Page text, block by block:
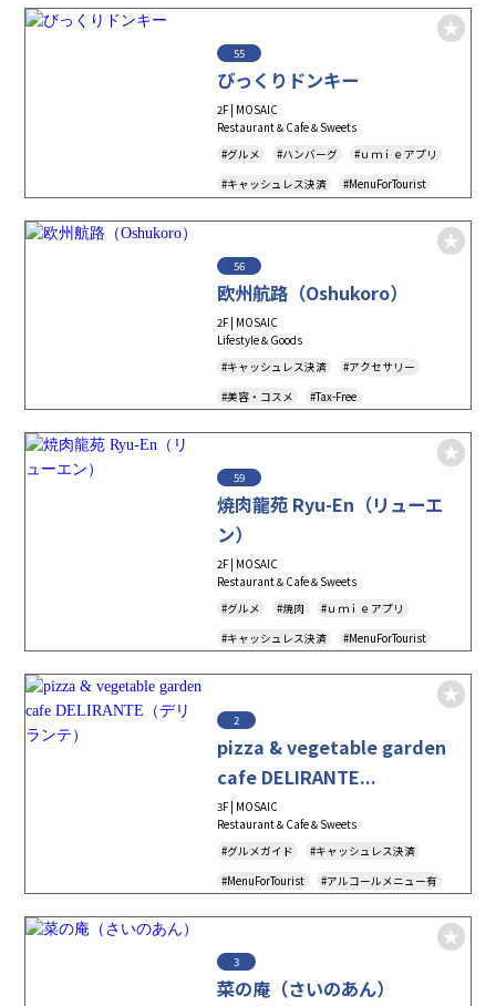
55
びっくりドンキー
2F | MOSAIC
Restaurant＆Cafe＆Sweets
#グルメ
#ハンバーグ
#ｕｍｉｅアプリ
#キャッシュレス決済
#MenuForTourist
56
欧州航路（Oshukoro）
2F | MOSAIC
Lifestyle＆Goods
#キャッシュレス決済
#アクセサリー
#美容・コスメ
#Tax-Free
59
焼肉龍苑 Ryu-En（リューエ
ン）
2F | MOSAIC
Restaurant＆Cafe＆Sweets
#グルメ
#焼肉
#ｕｍｉｅアプリ
#キャッシュレス決済
#MenuForTourist
2
pizza & vegetable garden
cafe DELIRANTE...
3F | MOSAIC
Restaurant＆Cafe＆Sweets
#グルメガイド
#キャッシュレス決済
#MenuForTourist
#アルコールメニュー有
3
菜の庵（さいのあん）